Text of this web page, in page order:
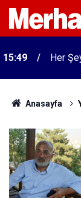
15:49 Her
Anasayfa